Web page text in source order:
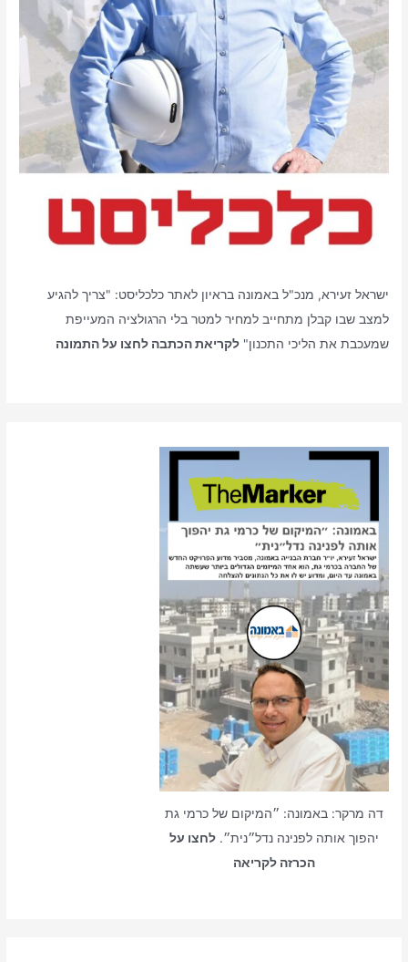
ישראל זעירא, מנכ"ל באמונה בראיון לאתר כלכליסט: "צריך להגיע
למצב שבו קבלן מתחייב למחיר למטר בלי הרגולציה המעייפת
שמעכבת את הליכי התכנון"לקריאת הכתבה לחצו על התמונה
דה מרקר: באמונה: ״המיקום של כרמי גת
יהפוך אותה לפנינה נדל״נית״.לחצו על
הכרזה לקריאה